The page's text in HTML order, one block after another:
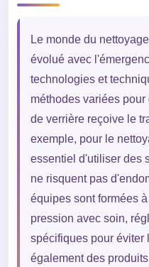
Le monde du
évolué avec
technologies et
méthodes variées
de verrière reçoive le
exemple, pour le
essentiel d'utiliser des
ne risquent pas
équipes sont formées
pression avec soin,
spécifiques pour éviter
également des